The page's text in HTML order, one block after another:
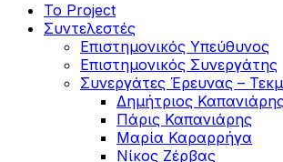
Το Project
Συντελεστές
Επιστημονικός Υπεύθυνος
Επιστημονικός Συνεργάτης
Συνεργάτες Έρευνας –
Δημήτριος
Πάρις Καπανιάρης
Μαρία Καραρρήγα
Νίκος Ζέρβας